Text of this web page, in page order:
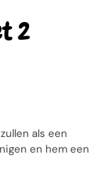
2
als een
en hem een